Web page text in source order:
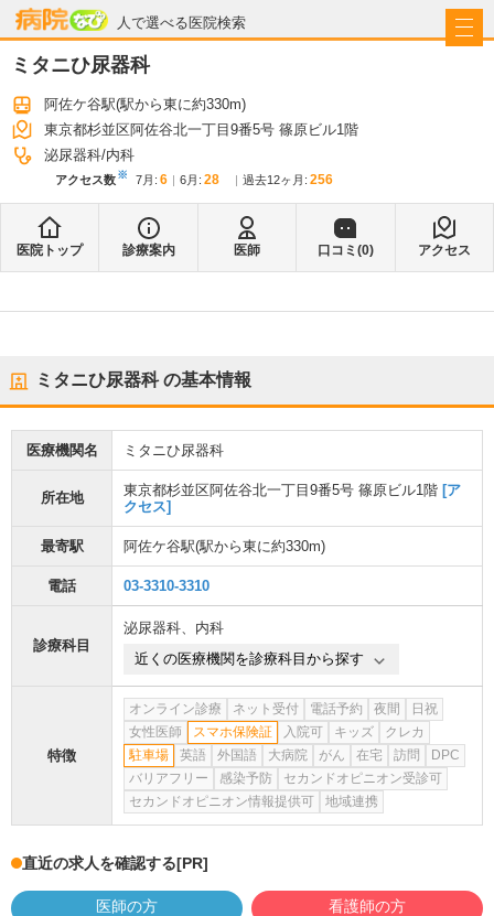
人で選べる医院検索
病院なび
ミタニひ尿器科
阿佐ケ谷駅(駅から東に約330m)
東京都杉並区阿佐谷北一丁目9番5号 篠原ビル1階
泌尿器科 内科
アクセス数※ 7月 : 6 6月 : 28 過去12ヶ月: 256
医院トップ 診療案内 医師 口コミ(0) アクセス
ミタニひ尿器科の基本情報
医療機関名 ミタニひ尿器科
所在地 東京都杉並区阿佐谷北一丁目9番5号 篠原ビル1階 [ア
クセス]
最寄駅 阿佐ケ谷駅(駅から東に約330m)
電話 03-3310-3310
診療科目
泌尿器科、 内科
近くの医療機関を診療科目から探す
特徴
オンライン診療 ネット受付 電話予約 夜間
日祝
女性医師
スマホ保険証 入院可 キッズ
クレカ
駐車場
英語 外国語 大病院 がん 在宅 訪問
DPC
バリアフリー
感染予防
セカンドオピニオン受診可
セカンドオピニオン情報提供可
地域連携
直近の求人を確認する[PR]
医師の方 看護師の方